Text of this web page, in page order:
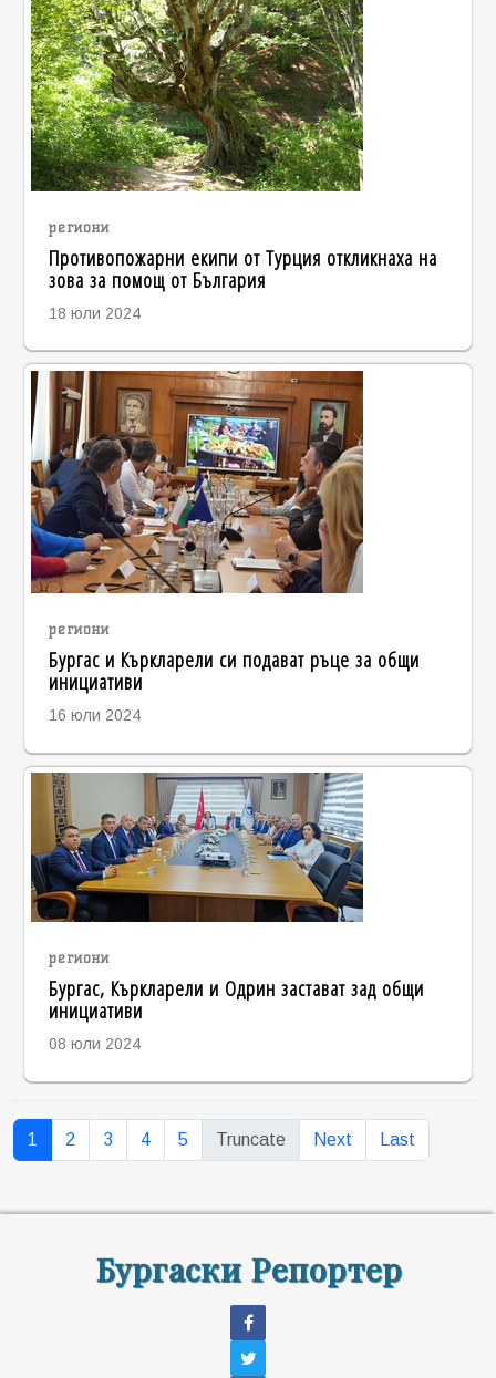
региони
Противопожарни екипи от Турция откликнаха на
зова за помощ от България
18 юли 2024
региони
Бургас и Къркларели си подават ръце за общи
инициативи
16 юли 2024
региони
Бургас, Къркларели и Одрин застават зад общи
инициативи
08 юли 2024
1 2 3 4 5 Truncate Next Last
Бургаски Репортер